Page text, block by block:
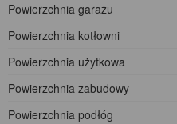
Powierzchnia garażu
Powierzchnia kotłowni
Powierzchnia użytkowa
Powierzchnia zabudowy
Powierzchnia podłóg